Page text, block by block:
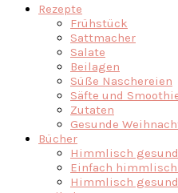
Rezepte
Frühstück
Sattmacher
Salate
Beilagen
Süße Naschereien
Säfte und
Zutaten
Gesunde
Bücher
Himmlisch gesund
Einfach himmlisch
Himmlisch